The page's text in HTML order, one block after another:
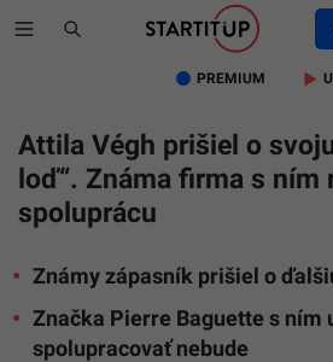
PREMIUM
Attila Végh prišiel o
loď“. Známa firma s ním
spoluprácu
Známy zápasník prišiel o
Značka Pierre Baguette s ním
spolupracovať nebude